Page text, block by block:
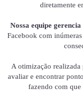
diretamente
Nossa equipe
Facebook com
A otimização realizada
avaliar e encontrar
fazendo com que